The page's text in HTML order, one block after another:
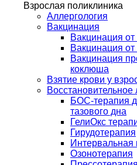
Взрослая поликлиника
Аллергология
Вакцинация
Вакцинация
Вакцинация
Вакцинация
коклюша
Взятие крови у
Восстановительное
БОС-терапия
тазового дна
ГелиОкс
Гирудотерапия
Интервальная
Озонотерапия